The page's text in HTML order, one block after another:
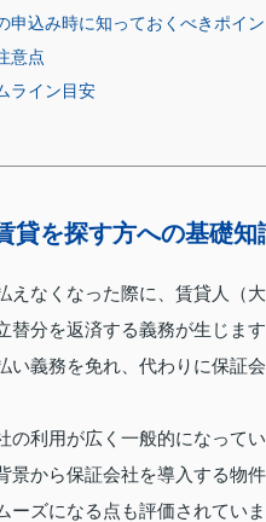
申込み時に知っておくべきポイン
意点
ライン目安
貸を探す方への基礎知
なくなった際に、賃貸人（
分を返済する義務が生じま
義務を免れ、代わりに保証
利用が広く一般的になって
景から保証会社を導入する物
ズになる点も評価されていま